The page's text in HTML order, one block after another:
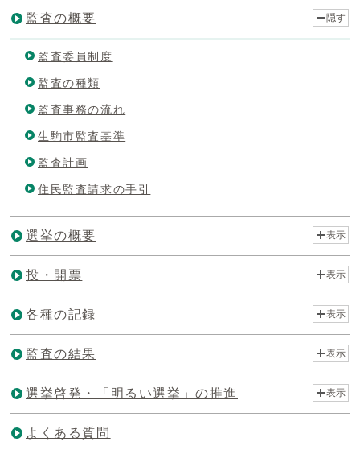
監査の概要 隠す
監査委員制度
監査の種類
監査事務の流れ
生駒市監査基準
監査計画
住民監査請求の手引
選挙の概要 表示
投・開票 表示
各種の記録 表示
監査の結果 表示
選挙啓発・「明るい選挙」の推進 表示
よくある質問